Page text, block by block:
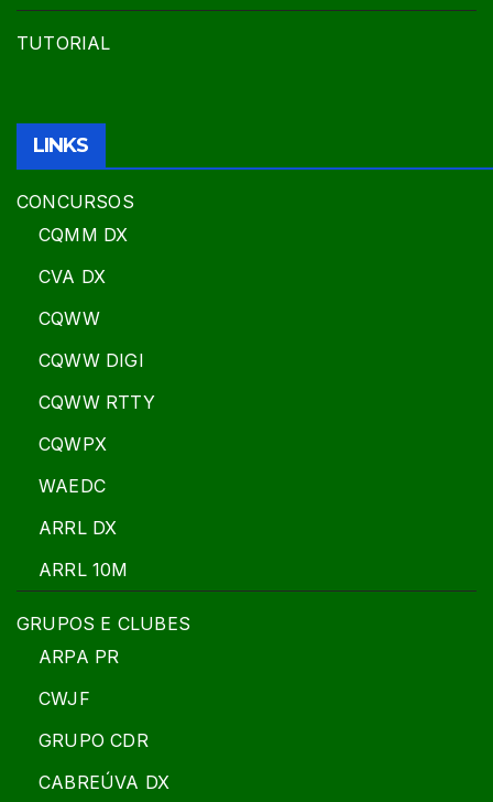
TUTORIAL
LINKS
CONCURSOS
CQMM DX
CVA DX
CQWW
CQWW DIGI
CQWW RTTY
CQWPX
WAEDC
ARRL DX
ARRL 10M
GRUPOS E CLUBES
ARPA PR
CWJF
GRUPO CDR
CABREÚVA DX